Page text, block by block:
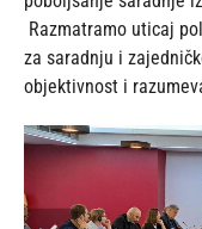
Razmatramo uticaj
za saradnju i
objektivnost i